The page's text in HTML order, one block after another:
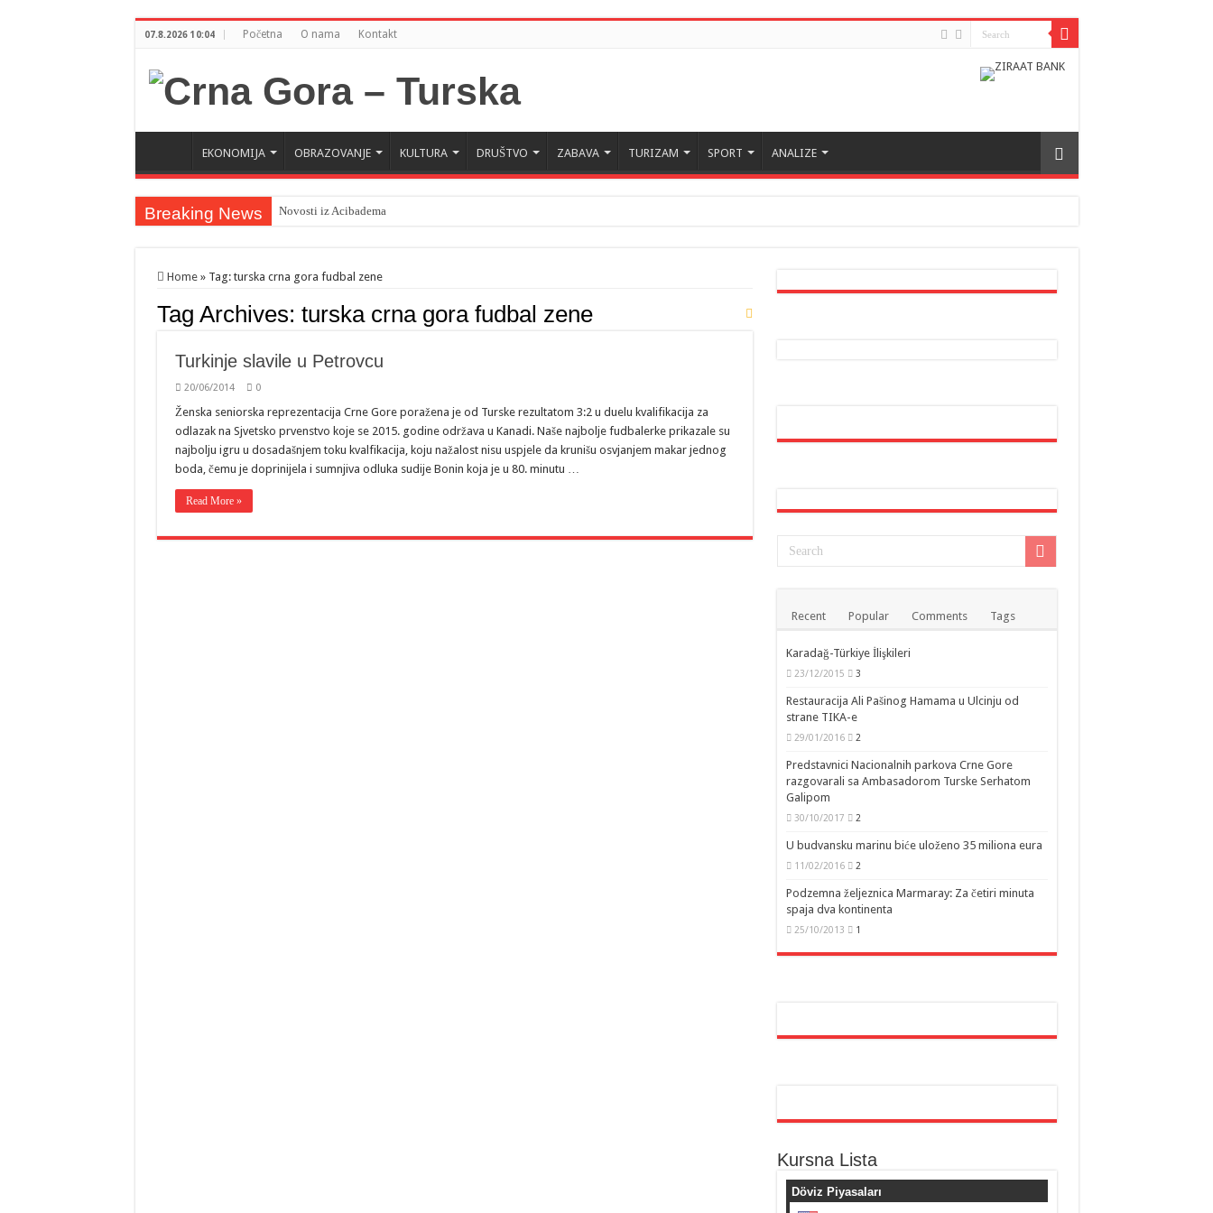
07.8.2026 10:04 Početna O nama Kontakt
EKONOMIJA OBRAZOVANJE KULTURA DRUŠTVO ZABAVA TURIZAM SPORT ANALIZE
Breaking News Novosti iz Acibadema
Milatović pozvao Erdogana da posjeti Crnu Goru: Turska jedan od najvažnijih ekonomskih i strateških partnera naše zemlje
Home » Tag: turska crna gora fudbal zene
Tag Archives: turska crna gora fudbal zene
Turkinje slavile u Petrovcu
20/06/2014 0
Ženska seniorska reprezentacija Crne Gore poražena je od Turske rezultatom 3:2 u duelu kvalifikacija za
odlazak na Sjvetsko prvenstvo koje se 2015. godine održava u Kanadi. Naše najbolje fudbalerke prikazale su
najbolju igru u dosadašnjem toku kvalfikacija, koju nažalost nisu uspjele da krunišu osvjanjem makar jednog
boda, čemu je doprinijela i sumnjiva odluka sudije Bonin koja je u 80. minutu …
Read More »
Recent Popular Comments Tags
Karadağ-Türkiye İlişkileri
23/12/2015 3
Restauracija Ali Pašinog Hamama u Ulcinju od
strane TIKA-e
29/01/2016 2
Predstavnici Nacionalnih parkova Crne Gore
razgovarali sa Ambasadorom Turske Serhatom
Galipom
30/10/2017 2
U budvansku marinu biće uloženo 35 miliona eura
11/02/2016 2
Podzemna željeznica Marmaray: Za četiri minuta
spaja dva kontinenta
25/10/2013 1
Kursna Lista